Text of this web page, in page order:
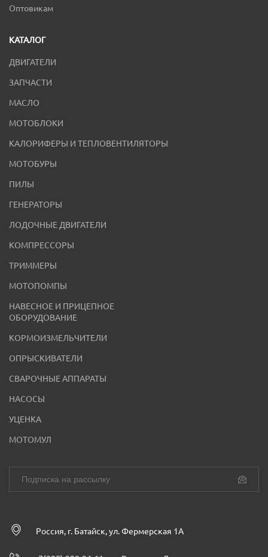
Оптовикам
КАТАЛОГ
ДВИГАТЕЛИ
ЗАПЧАСТИ
МАСЛО
МОТОБЛОКИ
КАЛОРИФЕРЫ И ТЕПЛОВЕНТИЛЯТОРЫ
МОТОБУРЫ
ПИЛЫ
ГЕНЕРАТОРЫ
ЛОДОЧНЫЕ ДВИГАТЕЛИ
КОМПРЕССОРЫ
ТРИММЕРЫ
МОТОПОМПЫ
НАВЕСНОЕ И ПРИЦЕПНОЕ
ОБОРУДОВАНИЕ
КОРМОИЗМЕЛЬЧИТЕЛИ
ОПРЫСКИВАТЕЛИ
СВАРОЧНЫЕ АППАРАТЫ
НАСОСЫ
УЦЕНКА
МОТОМУЛ
Россия, г. Батайск, ул. Фермерская 1А